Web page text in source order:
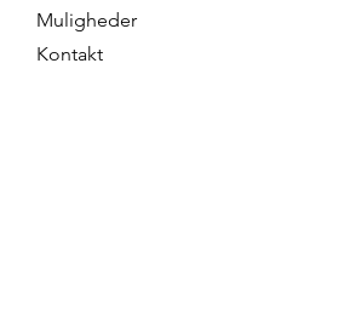
Muligheder
Kontakt